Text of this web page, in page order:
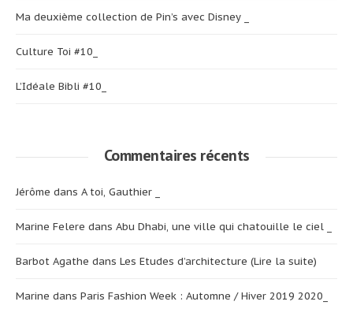
Ma deuxième collection de Pin’s avec Disney _
Culture Toi #10_
L’Idéale Bibli #10_
Commentaires récents
Jérôme dans A toi, Gauthier _
Marine Felere dans Abu Dhabi, une ville qui chatouille le ciel _
Barbot Agathe dans Les Etudes d’architecture (Lire la suite)
Marine dans Paris Fashion Week : Automne / Hiver 2019 2020_